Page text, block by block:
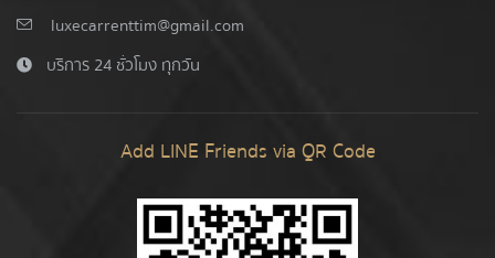
luxecarrenttim@gmail.com
บริการ 24 ชั่วโมง ทุกวัน
Add LINE Friends via QR Code